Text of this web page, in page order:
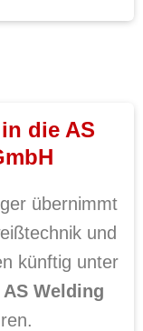
die AS
übernimmt
und
künftig unter
AS Welding